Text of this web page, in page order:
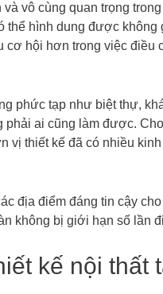
vô cùng quan trọng
thể hình dung được
cơ hội hơn trong việc điều
phức tạp như biệt thự,
ai cũng làm được.
vị thiết kế đã có nhiều
địa điểm đáng tin cậy
không bị giới hạn số lần
kế nội thất